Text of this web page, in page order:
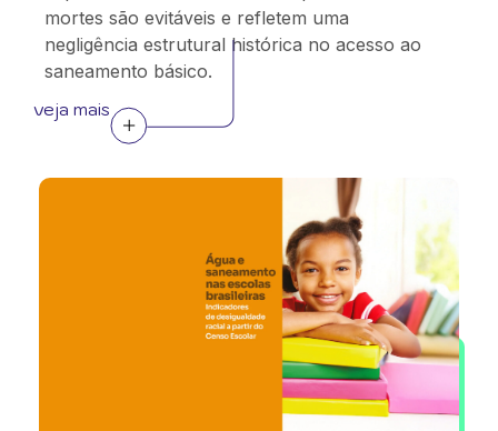
mortes são evitáveis e refletem uma
negligência estrutural histórica no acesso ao
saneamento básico.
veja mais